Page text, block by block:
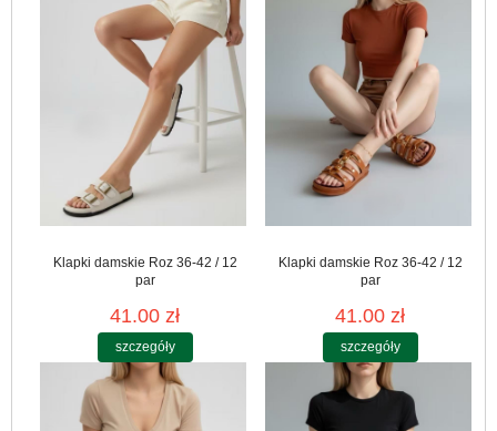
Klapki damskie Roz 36-42 / 12
par
41.00 zł
szczegóły
Klapki damskie Roz 36-42 / 12
par
41.00 zł
szczegóły